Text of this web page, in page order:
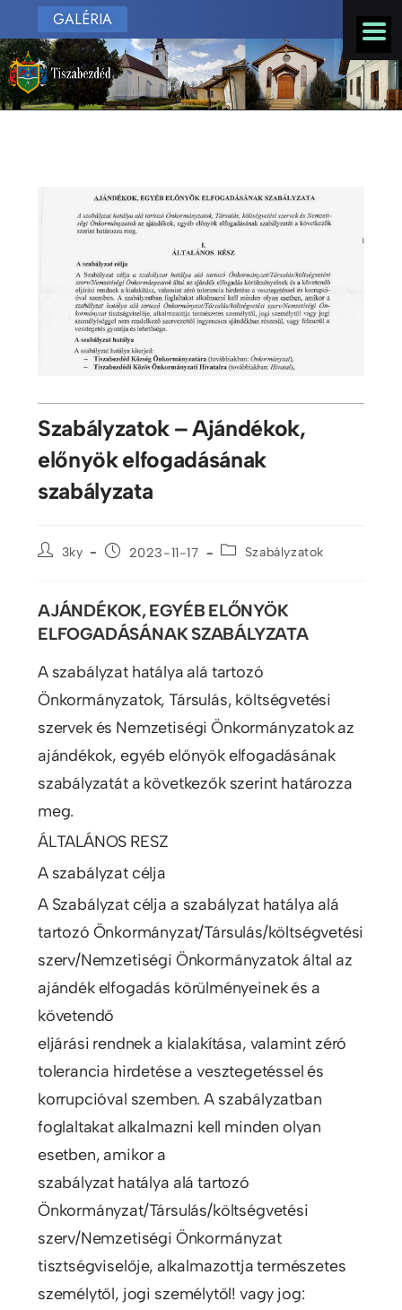
GALÉRIA
Szabályzatok – Ajándékok,
előnyök elfogadásának
szabályzata
3ky 2023-11-17 Szabályzatok
AJÁNDÉKOK, EGYÉB ELŐNYÖK
ELFOGADÁSÁNAK SZABÁLYZATA
A szabályzat hatálya alá tartozó
Önkormányzatok, Társulás, költségvetési
szervek és Nemzetiségi Önkormányzatok az
ajándékok, egyéb előnyök elfogadásának
szabályzatát a következők szerint határozza
meg.
ÁLTALÁNOS RESZ
A szabályzat célja
A Szabályzat célja a szabályzat hatálya alá
tartozó Önkormányzat/Társulás/költségvetési
szerv/Nemzetiségi Önkormányzatok által az
ajándék elfogadás körülményeinek és a
követendő
eljárási rendnek a kialakítása, valamint zéró
tolerancia hirdetése a vesztegetéssel és
korrupcióval szemben. A szabályzatban
foglaltakat alkalmazni kell minden olyan
esetben, amikor a
szabályzat hatálya alá tartozó
Önkormányzat/Társulás/költségvetési
szerv/Nemzetiségi Önkormányzat
tisztségviselője, alkalmazottja természetes
személytől, jogi személytől! vagy jog: